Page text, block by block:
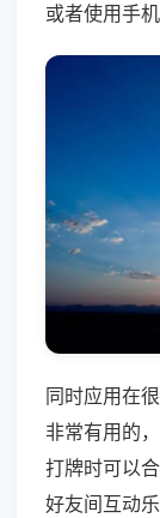
或者使用手
同时应用在
非常有用的
打牌时可以
好友间互动乐